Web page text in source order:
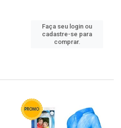
Faça seu login ou
cadastre-se para
comprar.